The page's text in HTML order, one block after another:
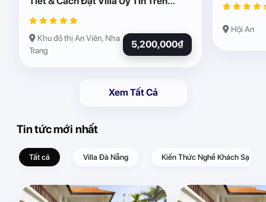
Abogo
Khu đô thị An Viên, Nha
Trang
5,200,000₫
Hội An
Xem Tất Cả
Tin tức mới nhất
Tất cả Villa Đà Nẵng Kiến Thức Nghề Khách Sạn –